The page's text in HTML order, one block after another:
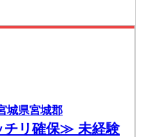
城県宮城郡
保≫ 未経験